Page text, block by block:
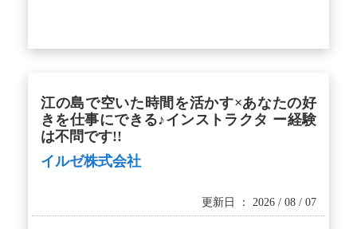
江の島で空いた時間を活かす×あなたの好
きを仕事にできる♪インストラクタ ー経験
は不問です!!
イルゼ株式会社
更新日 ： 2026 / 08 / 07